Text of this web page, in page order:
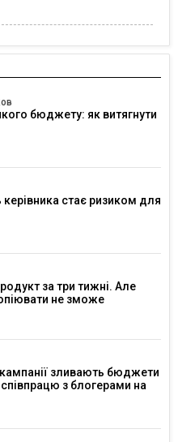
бюджету: як витягнути
керівника стає ризиком для
за три тижні. Але
не зможе
зливають бюджети
співпрацю з блогерами на